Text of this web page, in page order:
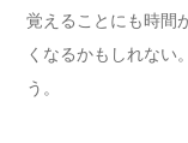
覚えることにも時間
くなるかもしれない
う。